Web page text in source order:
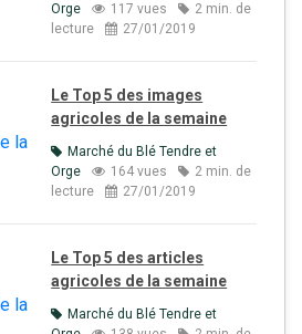
Orge
117 vues
2 min. de
lecture
27/01/2019
Le Top 5 des images
agricoles de la semaine
Marché du Blé Tendre et
Orge
164 vues
2 min. de
lecture
27/01/2019
Le Top 5 des articles
agricoles de la semaine
Marché du Blé Tendre et